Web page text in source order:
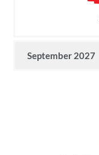
September 2027